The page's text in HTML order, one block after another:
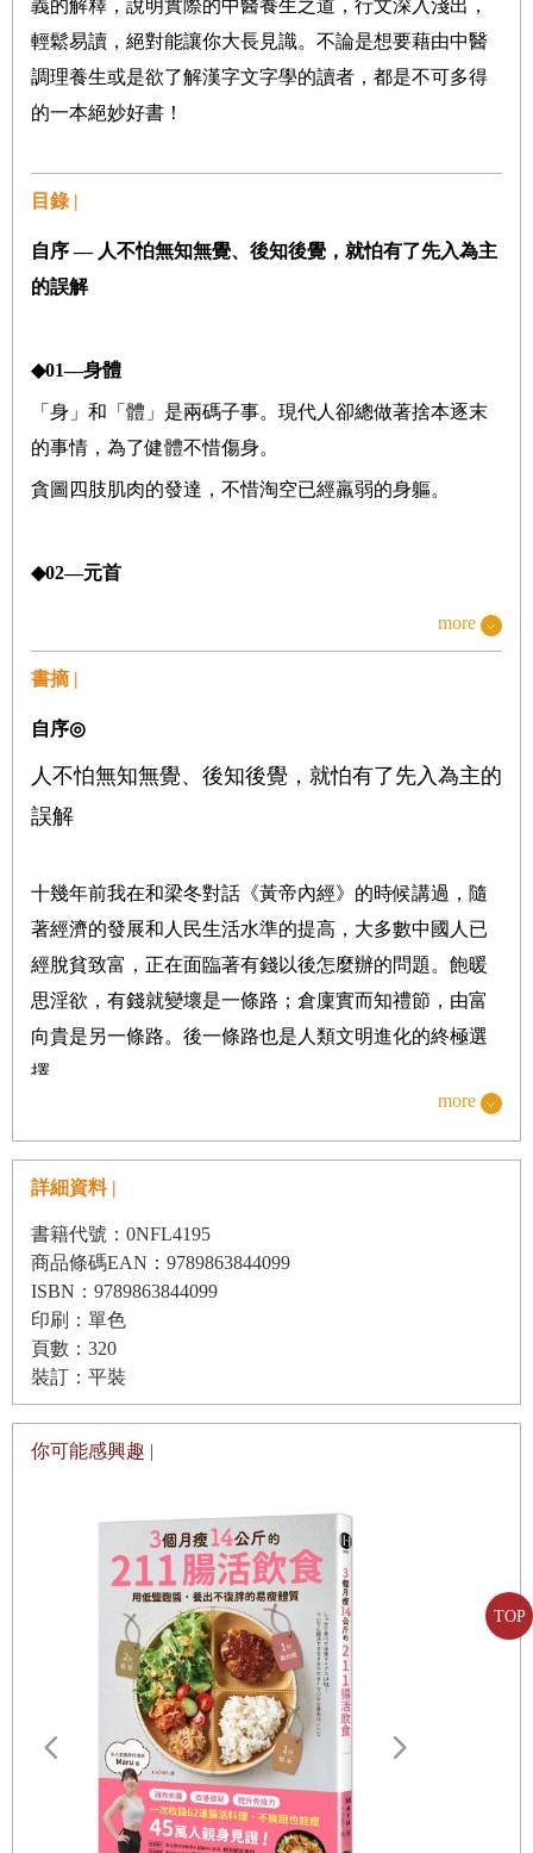
TOP
義的解釋，說明實際的中醫養生之道，行文深入淺出，
輕鬆易讀，絕對能讓你大長見識。不論是想要藉由中醫
調理養生或是欲了解漢字文字學的讀者，都是不可多得
的一本絕妙好書！
目錄 |
自序 — 人不怕無知無覺、後知後覺，就怕有了先入為主
的誤解
◆01—身體
「身」和「體」是兩碼子事。現代人卻總做著捨本逐末
的事情，為了健體不惜傷身。
貪圖四肢肌肉的發達，不惜淘空已經羸弱的身軀。
◆02—元首
提起元首，大家可能會想到某些國家領導人。其實那是
「首」的意思，
首長、首領、首席，而「元」的含義被忽略了。
◆03— 顏面
中國人善於察顏（言）觀色，老朋友好久不見，見面就
中醫看病診斷講究望聞問切，望診的首要就是查看顏
色。
◆04—臉面
◆05—頤和
頤指下巴、下頜，確切地說，下巴和兩側的腮幫子都是
頤。
頤和從小處說就是吃得合適，大處說就是頤養和氣，不
偏激不走極端。
人們常用「七竅」的狀態來描述人的精氣神狀態，聰明
兩個字指的就是雙耳、
雙眼的功能狀態好，代指人的精神狀態好。
就遮蔽眼球、抗衡風沙而言，單眼皮及其睫毛的防護作
用更好。
長著單眼皮的人的眼睛本身就狹長、偏小，有眯眯眼的
more
書摘 |
自序◎
人不怕無知無覺、後知後覺，就怕有了先入為主的
誤解
十幾年前我在和梁冬對話《黃帝內經》的時候講過，隨
著經濟的發展和人民生活水準的提高，大多數中國人已
經脫貧致富，正在面臨著有錢以後怎麼辦的問題。飽暖
思淫欲，有錢就變壞是一條路；倉廩實而知禮節，由富
向貴是另一條路。後一條路也是人類文明進化的終極選
擇。
犯賤和為貴是反義詞，所謂貴族也並不是站在鄙視鏈的
上游，炫耀、標榜自己，蔑視、欺凌別人。貴是一種價
值觀，一種生活方式。我講過，為貴有三個條件：第一
是價值觀，貴生惜命；第二，人貴有自知之明，只有先
認識了解自己的肉身、靈魂、意志、性命，才談得上順
養心性、保障安康；第三是和為貴，在天地人群中能獨
立守神，與自然和人群和諧相處，不崩盤、不越界。
中醫的自我認知離不開天地自然，不會局限割裂，更不
就是人體解剖學，翻弄著泡在福馬林水中的屍體，看著
發紅、發暗的標本，我一個學期都沒吃好飯，我知道這
不是我應該學的東西。論起解剖，當年紂王就剖過比干
的心，發現了室間隔缺損；紂王還敲斷過青壯年和老年
人的脛骨，發現了骨質疏鬆。中醫不重視屍體而看重活
體，屍體是冷凝的固體，而活體則是溫暖的，有固體、
半固體、液體和氣體等多種形式的存在。活體還有無形
的氣、情緒、情感、意志和靈魂的存在。
more
詳細資料 |
書籍代號：0NFL4195
商品條碼EAN：9789863844099
ISBN：9789863844099
印刷：單色
頁數：320
裝訂：平裝
你可能感興趣 |